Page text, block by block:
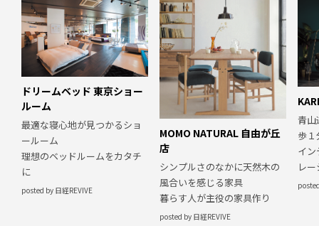
ドリームベッド 東京ショー
ルーム
最適な寝心地が見つかるショ
ールーム
理想のベッドルームをカタチ
に
posted by 日経REVIVE
MOMO NATURAL 自由が丘
店
シンプルさのなかに天然木の
風合いを感じる家具
暮らす人が主役の家具作り
posted by 日経REVIVE
青山
歩１
イ
レ